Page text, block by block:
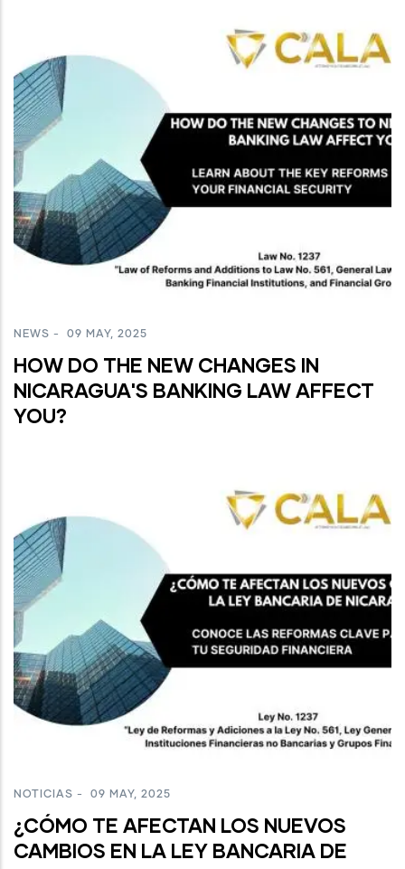
NEWS - 09 MAY, 2025
HOW DO THE NEW CHANGES IN
NICARAGUA'S BANKING LAW AFFECT
YOU?
NOTICIAS - 09 MAY, 2025
¿CÓMO TE AFECTAN LOS NUEVOS
CAMBIOS EN LA LEY BANCARIA DE